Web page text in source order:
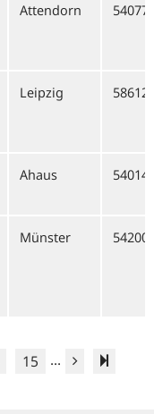
Attendorn 54077
Leipzig 58612
Ahaus 54014
Münster 54200
15 ...